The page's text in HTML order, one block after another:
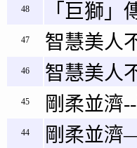
48 「巨獅
47 智慧美人
46 智慧美人
45 剛柔並濟
44 剛柔並濟